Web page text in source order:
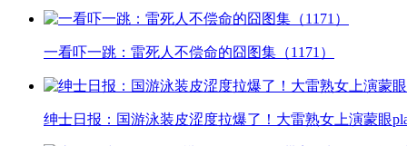
一看吓一跳：雷死人不偿命的囧图集（1171）
绅士日报：国游泳装皮涩度拉爆了！大雷熟女上演蒙眼